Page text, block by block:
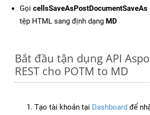
Gọi cellsSaveAsPostDocumentSaveAs
tệp HTML sang định dạng MD
Bắt đầu tận dụng API
REST cho POTM to MD
Tạo tài khoản tại Dashboard để